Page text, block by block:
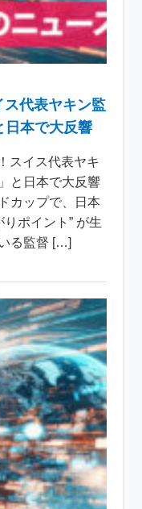
代表ヤキン監
日本で大反響
スイス代表ヤキ
と日本で大反響
カップで、日本
ポイント” が生
る監督 […]